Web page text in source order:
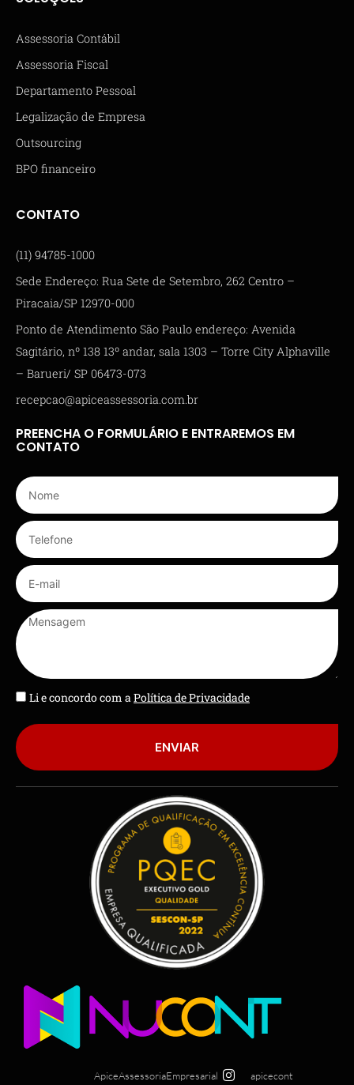
Assessoria Contábil
Assessoria Fiscal
Departamento Pessoal
Legalização de Empresa
Outsourcing
BPO financeiro
CONTATO
(11) 94785-1000
Sede Endereço: Rua Sete de Setembro, 262 Centro –
Piracaia/SP 12970-000
Ponto de Atendimento São Paulo endereço: Avenida
Sagitário, nº 138 13º andar, sala 1303 – Torre City Alphaville
– Barueri/ SP 06473-073
recepcao@apiceassessoria.com.br
PREENCHA O FORMULÁRIO E ENTRAREMOS EM
CONTATO
Li e concordo com a Política de Privacidade
ENVIAR
ApiceAssessoriaEmpresarial apicecont